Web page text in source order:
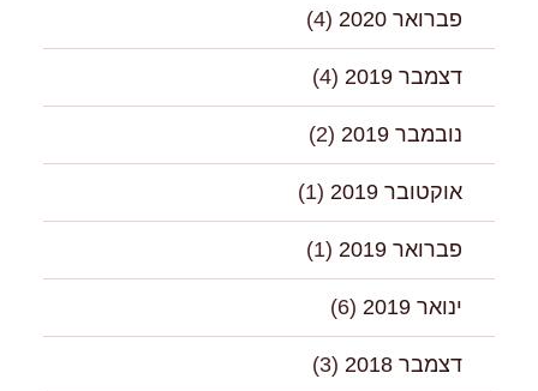
פברואר 2020 (4)
דצמבר 2019 (4)
נובמבר 2019 (2)
אוקטובר 2019 (1)
פברואר 2019 (1)
ינואר 2019 (6)
דצמבר 2018 (3)